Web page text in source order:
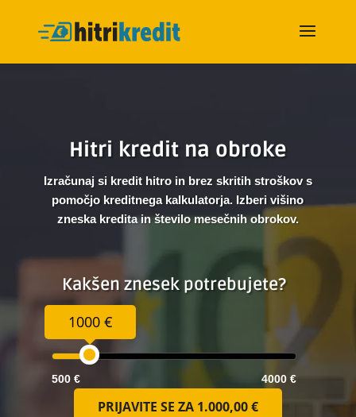
Hitri kredit na obroke
Izračunaj si kredit hitro in brez skritih stroškov s
pomočjo kreditnega kalkulatorja. Izberi višino
zneska kredita in število mesečnih obrokov.
Kakšen znesek potrebujete?
1000 €
500 € 4000 €
PRIJAVITE SE ZA 1.000,00 €